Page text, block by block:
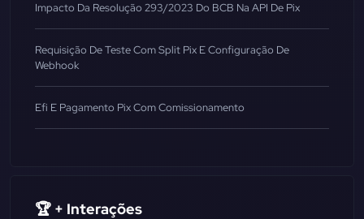
Impacto Da Resolução 293/2023 Do BCB Na API De Pix
Requisição De Teste Com Split Pix E Configuração De
Webhook
Efi E Pagamento Pix Com Comissionamento
🏆 + Interações